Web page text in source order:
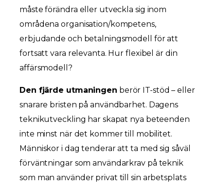
måste förändra eller utveckla sig inom
områdena organisation/kompetens,
erbjudande och betalningsmodell för att
fortsatt vara relevanta. Hur flexibel är din
affärsmodell?
Den fjärde utmaningen berör IT-stöd – eller
snarare bristen på användbarhet. Dagens
teknikutveckling har skapat nya beteenden
inte minst när det kommer till mobilitet.
Människor i dag tenderar att ta med sig såväl
förväntningar som användarkrav på teknik
som man använder privat till sin arbetsplats